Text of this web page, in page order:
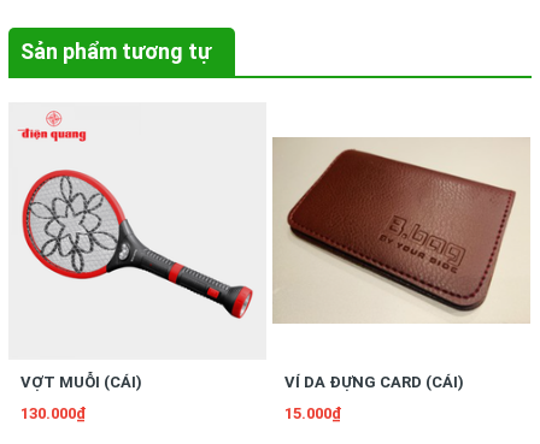
Sản phẩm tương tự
VỢT MUỖI (CÁI)
130.000₫
VÍ DA ĐỰNG CARD (CÁI)
15.000₫